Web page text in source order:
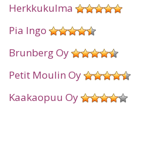
Herkkukulma
Pia Ingo
Brunberg Oy
Petit Moulin Oy
Kaakaopuu Oy